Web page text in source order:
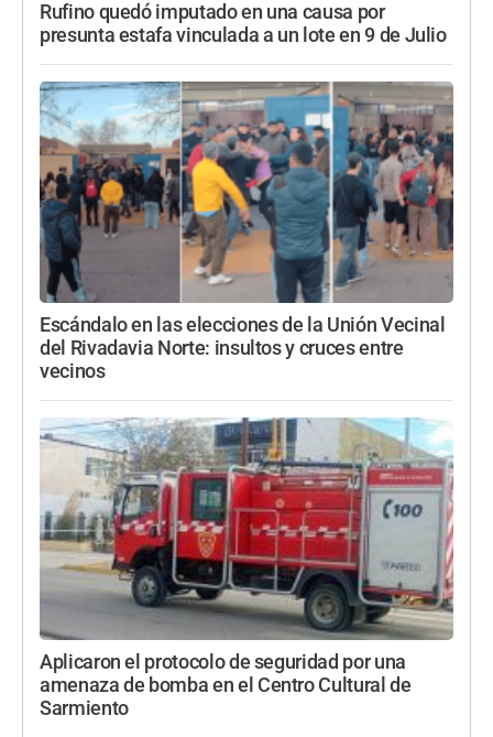
Rufino quedó imputado en una causa por
presunta estafa vinculada a un lote en 9 de Julio
Escándalo en las elecciones de la Unión Vecinal
del Rivadavia Norte: insultos y cruces entre
vecinos
Aplicaron el protocolo de seguridad por una
amenaza de bomba en el Centro Cultural de
Sarmiento